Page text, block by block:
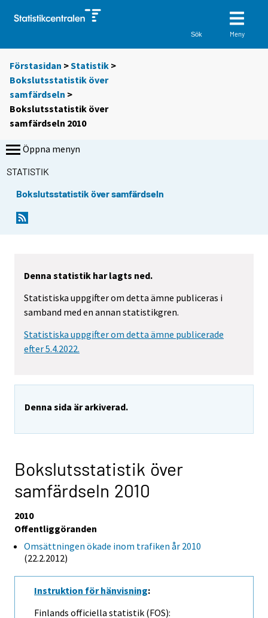
Sök Meny
Förstasidan >Statistik >
Bokslutsstatistik över
samfärdseln >
Bokslutsstatistik över
samfärdseln 2010
Öppna menyn
STATISTIK
Bokslutsstatistik över samfärdseln
Denna statistik har lagts ned.
Statistiska uppgifter om detta ämne publiceras i
samband med en annan statistikgren.
Statistiska uppgifter om detta ämne publicerade
efter 5.4.2022.
Denna sida är arkiverad.
Bokslutsstatistik över
samfärdseln 2010
2010
Offentliggöranden
Omsättningen ökade inom trafiken år 2010
(22.2.2012)
Instruktion för hänvisning:
Finlands officiella statistik (FOS):